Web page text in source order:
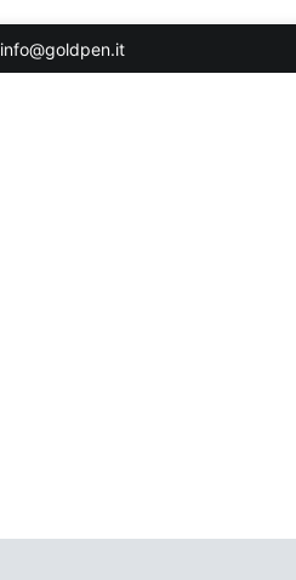
info@goldpen.it